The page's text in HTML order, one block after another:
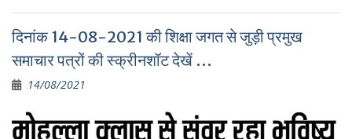
दिनांक 14-08-2021 की शिक्षा जगत से जुड़ी प्रमुख
समाचार पत्रों की स्क्रीनशॉट देखें …
14/08/2021